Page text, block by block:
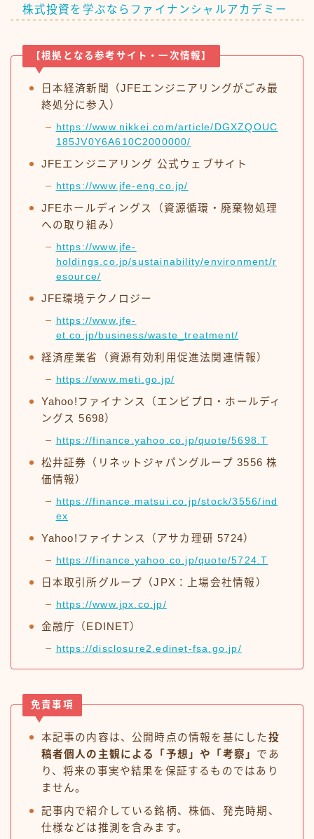
株式投資を学ぶならファイナンシャルアカデミー
【根拠となる参考サイト・一次情報】
日本経済新聞（JFEエンジニアリングがごみ最
終処分に参入）
https://www.nikkei.com/article/DGXZQOUC
185JV0Y6A610C2000000/
JFEエンジニアリング 公式ウェブサイト
https://www.jfe-eng.co.jp/
JFEホールディングス（資源循環・廃棄物処理
への取り組み）
https://www.jfe-
holdings.co.jp/sustainability/environment/r
esource/
JFE環境テクノロジー
https://www.jfe-
et.co.jp/business/waste_treatment/
経済産業省（資源有効利用促進法関連情報）
https://www.meti.go.jp/
Yahoo!ファイナンス（エンビプロ・ホールディ
ングス 5698）
https://finance.yahoo.co.jp/quote/5698.T
松井証券（リネットジャパングループ 3556 株
価情報）
https://finance.matsui.co.jp/stock/3556/ind
ex
Yahoo!ファイナンス（アサカ理研 5724）
https://finance.yahoo.co.jp/quote/5724.T
日本取引所グループ（JPX：上場会社情報）
https://www.jpx.co.jp/
金融庁（EDINET）
https://disclosure2.edinet-fsa.go.jp/
免責事項
本記事の内容は、公開時点の情報を基にした投
稿者個人の主観による「予想」や「考察」 であ
り、将来の事実や結果を保証するものではあり
ません。
記事内で紹介している銘柄、株価、発売時期、
仕様などは推測を含みます。